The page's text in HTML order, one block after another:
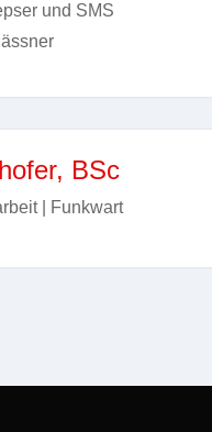
und SMS
BSc
| Funkwart